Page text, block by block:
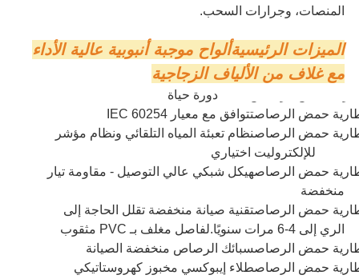
المنصات، وجرارات السحب.
الميزات الرئيسيةألواح موجبة أنبوبية عالية الأداء
مع غلاف من الألياف الزجاجية
حمض الرصاصتتوافق مع معيار IEC 60254
حمض الرصاصنظام تعبئة المياه التلقائي ونظام مؤشر
حمض الرصاصهيكل شبكي عالي التوصيل - مقاومة تيار
منخفضة
حمض الرصاصتقنية صيانة منخفضة تقلل الحاجة إلى
الري إلى 4-6 مرات سنويًا.
لفاصل مغلف بـ PVC مثقوب
حمض الرصاصسبائك الرصاص منخفضة الصيانة
حمض الرصاصطلاء إيبوكسي مخبوز كهروستاتيكي